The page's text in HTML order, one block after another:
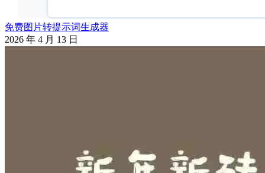
免费图片转提示词生成器
2026 年 4 月 13 日